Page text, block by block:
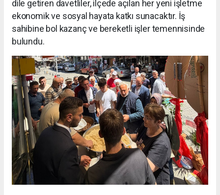
dile getiren davetliler, ilçede açılan her yeni işletme
ekonomik ve sosyal hayata katkı sunacaktır. İş
sahibine bol kazanç ve bereketli işler temennisinde
bulundu.